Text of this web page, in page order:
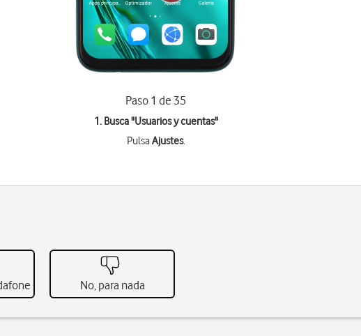
Paso 1 de 35
1. Busca "Usuarios y cuentas"
PulsaAjustes.
No, para nada